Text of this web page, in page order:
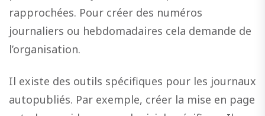
rapprochées. Pour créer des numéros
journaliers ou hebdomadaires cela demande de
l’organisation.
Il existe des outils spécifiques pour les journaux
autopubliés. Par exemple, créer la mise en page